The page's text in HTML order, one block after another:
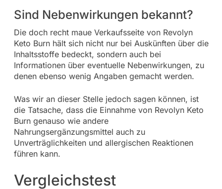
Sind Nebenwirkungen bekannt?
Die doch recht maue Verkaufsseite von Revolyn
Keto Burn hält sich nicht nur bei Auskünften über die
Inhaltsstoffe bedeckt, sondern auch bei
Informationen über eventuelle Nebenwirkungen, zu
denen ebenso wenig Angaben gemacht werden.
Was wir an dieser Stelle jedoch sagen können, ist
die Tatsache, dass die Einnahme von Revolyn Keto
Burn genauso wie andere
Nahrungsergänzungsmittel auch zu
Unverträglichkeiten und allergischen Reaktionen
führen kann.
Vergleichstest